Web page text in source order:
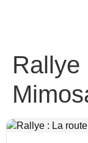
Rallye